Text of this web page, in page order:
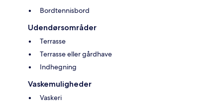
Bordtennisbord
Udendørsområder
Terrasse
Terrasse eller gårdhave
Indhegning
Vaskemuligheder
Vaskeri